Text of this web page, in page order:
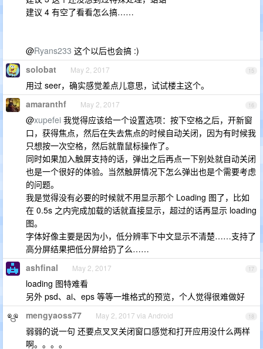
建议 4 有空了看看怎么搞……
@Ryans233 这个以后也会搞 :)
15
solobat May 2, 2017
用过 seer，确实感觉差点儿意思，试试楼主这个。
16
amaranthf May 2, 2017
@xupefei 我觉得应该给一个设置选项：按下空格之后，开新窗
口，获得焦点，然后在失去焦点的时候自动关闭，因为有时候我
只想按一次空格，然后就靠鼠标操作了。
同时如果加入触屏支持的话，弹出之后再点一下别处就自动关闭
也是一个很好的体验。当然触屏情况下怎么弹出也是个需要考虑
的问题。
我是觉得没有必要的时候就不用显示那个 Loading 图了，比如
在 0.5s 之内完成加载的话就直接显示，超过的话再显示 loading
图。
字体好像主要是因为小，低分辨率下中文显示不清楚……支持了
高分屏结果把低分屏给扔了么……
17
ashfinal May 2, 2017
loading 图特难看
另外 psd、ai、eps 等等一堆格式的预览，个人觉得很难做好
18
mengyaoss77 May 2, 2017 via Android
弱弱的说一句 还要点叉叉关闭窗口感觉和打开应用没什么两样
啊。。。。